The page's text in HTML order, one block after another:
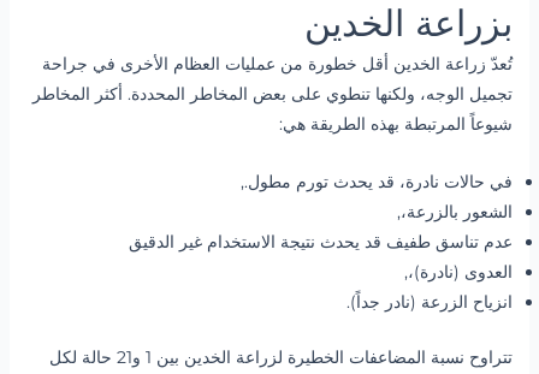
بزراعة الخدين
تُعدّ زراعة الخدين أقل خطورة من عمليات العظام الأخرى في جراحة
تجميل الوجه، ولكنها تنطوي على بعض المخاطر المحددة. أكثر المخاطر
شيوعاً المرتبطة بهذه الطريقة هي:
في حالات نادرة، قد يحدث تورم مطول.,
الشعور بالزرعة،,
عدم تناسق طفيف قد يحدث نتيجة الاستخدام غير الدقيق
العدوى (نادرة)،,
انزياح الزرعة (نادر جداً).
تتراوح نسبة المضاعفات الخطيرة لزراعة الخدين بين 1 و21 حالة لكل